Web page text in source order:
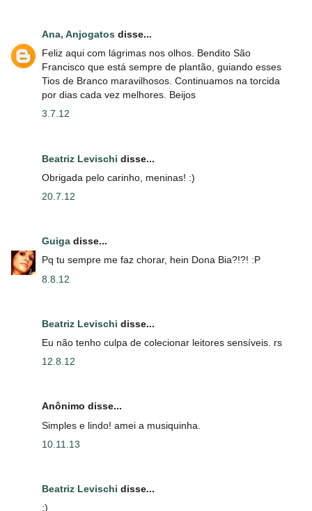
Ana, Anjogatos disse...
Feliz aqui com lágrimas nos olhos. Bendito São
Francisco que está sempre de plantão, guiando esses
Tios de Branco maravilhosos. Continuamos na torcida
por dias cada vez melhores. Beijos
3.7.12
Beatriz Levischi disse...
Obrigada pelo carinho, meninas! :)
20.7.12
Guiga disse...
Pq tu sempre me faz chorar, hein Dona Bia?!?! :P
8.8.12
Beatriz Levischi disse...
Eu não tenho culpa de colecionar leitores sensíveis. rs
12.8.12
Anônimo disse...
Simples e lindo! amei a musiquinha.
10.11.13
Beatriz Levischi disse...
:)